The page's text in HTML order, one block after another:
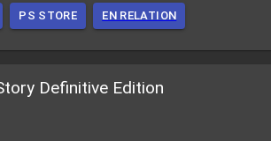
PS STORE EN RELATION
Definitive Edition